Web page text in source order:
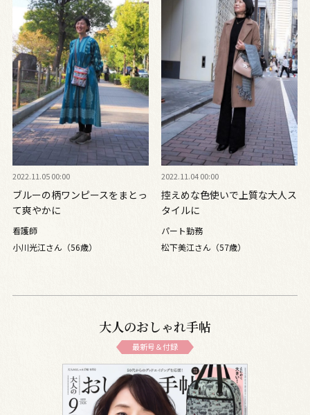
2022.11.05 00:00
ブルーの柄ワンピースをまとっ
て爽やかに
看護師
小川光江さん（56歳）
2022.11.04 00:00
控えめな色使いで上質な大人ス
タイルに
パート勤務
松下美江さん（57歳）
大人のおしゃれ手帖
最新号＆付録